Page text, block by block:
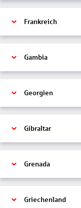
Frankreich
Gambia
Georgien
Gibraltar
Grenada
Griechenland